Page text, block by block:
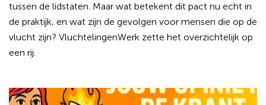
tussen de lidstaten. Maar wat betekent dit pact nu echt in
de praktijk, en wat zijn de gevolgen voor mensen die op de
vlucht zijn? VluchtelingenWerk zette het overzichtelijk op
een rij.